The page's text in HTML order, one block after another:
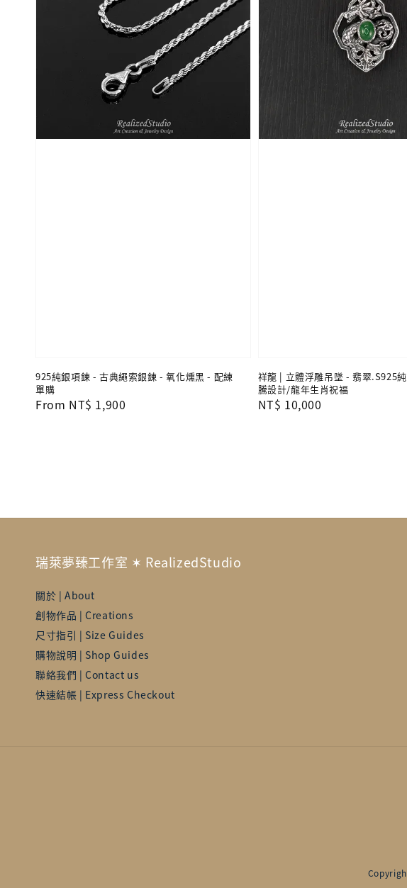
925純銀項鍊 - 古典繩索銀鍊 - 氧化燻黑 - 配練
單購
Regular
From NT$ 1,900
祥龍 | 立體浮雕吊墜 - 翡翠.S925
騰設計/龍年生肖祝福
Regular
NT$ 10,000
瑞萊夢臻工作室 ✶ RealizedStudio
關於 | About
創物作品 | Creations
尺寸指引 | Size Guides
購物說明 | Shop Guides
聯絡我們 | Contact us
快速結帳 | Express Checkout